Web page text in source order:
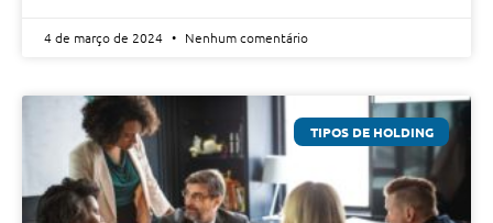
4 de março de 2024 Nenhum comentário
TIPOS DE HOLDING